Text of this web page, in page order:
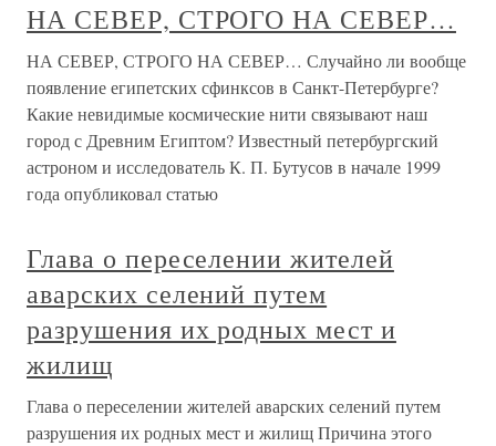
НА СЕВЕР, СТРОГО НА СЕВЕР…
НА СЕВЕР, СТРОГО НА СЕВЕР… Случайно ли вообще
появление египетских сфинксов в Санкт-Петербурге?
Какие невидимые космические нити связывают наш
город с Древним Египтом? Известный петербургский
астроном и исследователь К. П. Бутусов в начале 1999
года опубликовал статью
Глава о переселении жителей
аварских селений путем
разрушения их родных мест и
жилищ
Глава о переселении жителей аварских селений путем
разрушения их родных мест и жилищ Причина этого